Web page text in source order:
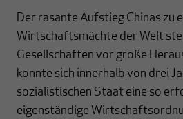
Der rasante Aufstieg Chinas zu
Wirtschaftsmächte der Welt
Gesellschaften vor große
konnte sich innerhalb von drei
sozialistischen Staat eine so
eigenständige